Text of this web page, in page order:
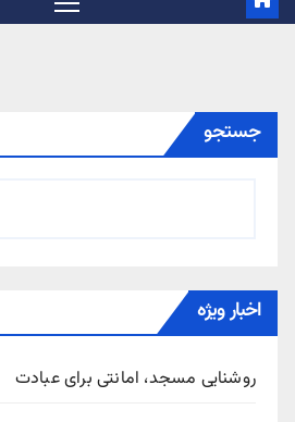
جستجو
اخبار ویژه
روشنایی مسجد، امانتی برای عبادت